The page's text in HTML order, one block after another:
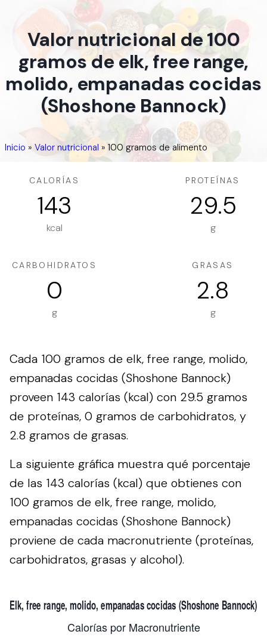
Valor nutricional de 100
gramos de elk, free range,
molido, empanadas cocidas
(Shoshone Bannock)
Inicio » Valor nutricional » 100 gramos de alimento
CALORÍAS
143
kcal
PROTEÍNAS
29.5
g
CARBOHIDRATOS
0
g
GRASAS
2.8
g
Cada 100 gramos de elk, free range, molido,
empanadas cocidas (Shoshone Bannock)
proveen 143 calorías (kcal) con 29.5 gramos
de proteínas, 0 gramos de carbohidratos, y
2.8 gramos de grasas.
La siguiente gráfica muestra qué porcentaje
de las 143 calorías (kcal) que obtienes con
100 gramos de elk, free range, molido,
empanadas cocidas (Shoshone Bannock)
proviene de cada macronutriente (proteínas,
carbohidratos, grasas y alcohol).